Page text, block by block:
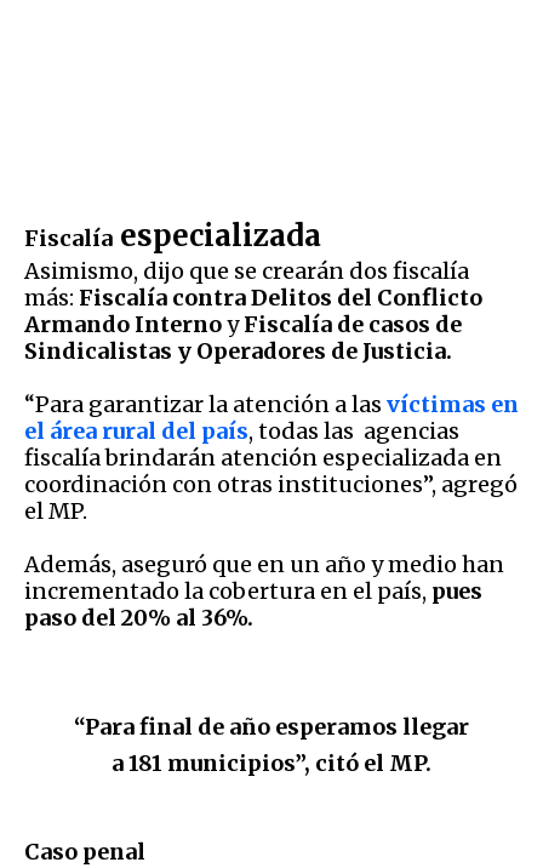
Fiscalía especializada
Asimismo, dijo que se crearán dos fiscalía
más: Fiscalía contra Delitos del Conflicto
Armando InternoyFiscalía de casos de
Sindicalistas y Operadores de Justicia.
“Para garantizar la atención a las víctimas en
el área rural del país, todas las agencias
fiscalía brindarán atención especializada en
coordinación con otras instituciones”, agregó
el MP.
Además, aseguró que en un año y medio han
incrementado la cobertura en el país, pues
paso del 20% al 36%.
“Para final de año esperamos llegar
a 181 municipios”, citó el MP.
Caso penal